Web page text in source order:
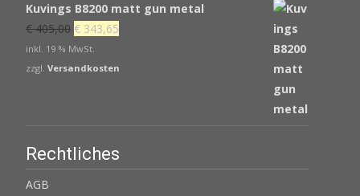
Kuvings B8200 matt gun metal
€405,00 Ursprünglicher
Preis
war:
€ 343,65
ist:
inkl. 19 % MwSt.
zzgl. Versandkosten
Rechtliches
AGB